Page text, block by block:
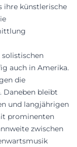
ihre künstlerische
auch in Amerika.
die
Daneben bleibt
und langjährigen
prominenten
zwischen